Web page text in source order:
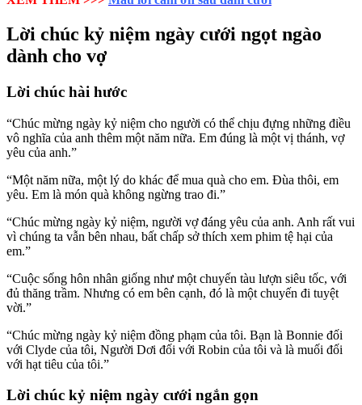
Lời chúc kỷ niệm ngày cưới ngọt ngào
dành cho vợ
Lời chúc hài hước
“Chúc mừng ngày kỷ niệm cho người có thể chịu đựng những điều
vô nghĩa của anh thêm một năm nữa. Em đúng là một vị thánh, vợ
yêu của anh.”
“Một năm nữa, một lý do khác để mua quà cho em. Đùa thôi, em
yêu. Em là món quà không ngừng trao đi.”
“Chúc mừng ngày kỷ niệm, người vợ đáng yêu của anh. Anh rất vui
vì chúng ta vẫn bên nhau, bất chấp sở thích xem phim tệ hại của
em.”
“Cuộc sống hôn nhân giống như một chuyến tàu lượn siêu tốc, với
đủ thăng trầm. Nhưng có em bên cạnh, đó là một chuyến đi tuyệt
vời.”
“Chúc mừng ngày kỷ niệm đồng phạm của tôi. Bạn là Bonnie đối
với Clyde của tôi, Người Dơi đối với Robin của tôi và là muối đối
với hạt tiêu của tôi.”
Lời chúc kỷ niệm ngày cưới ngắn gọn